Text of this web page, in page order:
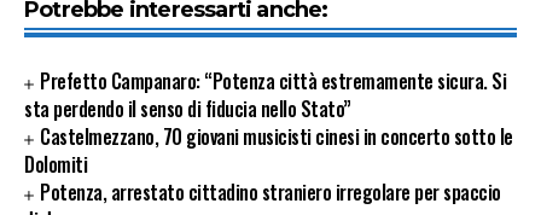
Potrebbe interessarti anche:
Prefetto Campanaro: “Potenza città estremamente sicura. Si
sta perdendo il senso di fiducia nello Stato”
Castelmezzano, 70 giovani musicisti cinesi in concerto sotto le
Dolomiti
Potenza, arrestato cittadino straniero irregolare per spaccio